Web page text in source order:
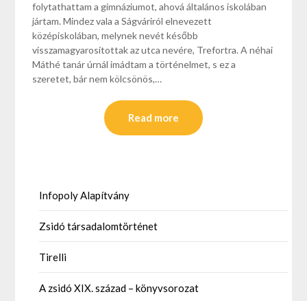
folytathattam a gimnáziumot, ahová általános iskolában
jártam. Mindez vala a Ságváriról elnevezett
középiskolában, melynek nevét később
visszamagyarosítottak az utca nevére, Trefortra. A néhai
Máthé tanár úrnál imádtam a történelmet, s ez a
szeretet, bár nem kölcsönös,…
Read more
Infopoly Alapítvány
Zsidó társadalomtörténet
Tirelli
A zsidó XIX. század – könyvsorozat